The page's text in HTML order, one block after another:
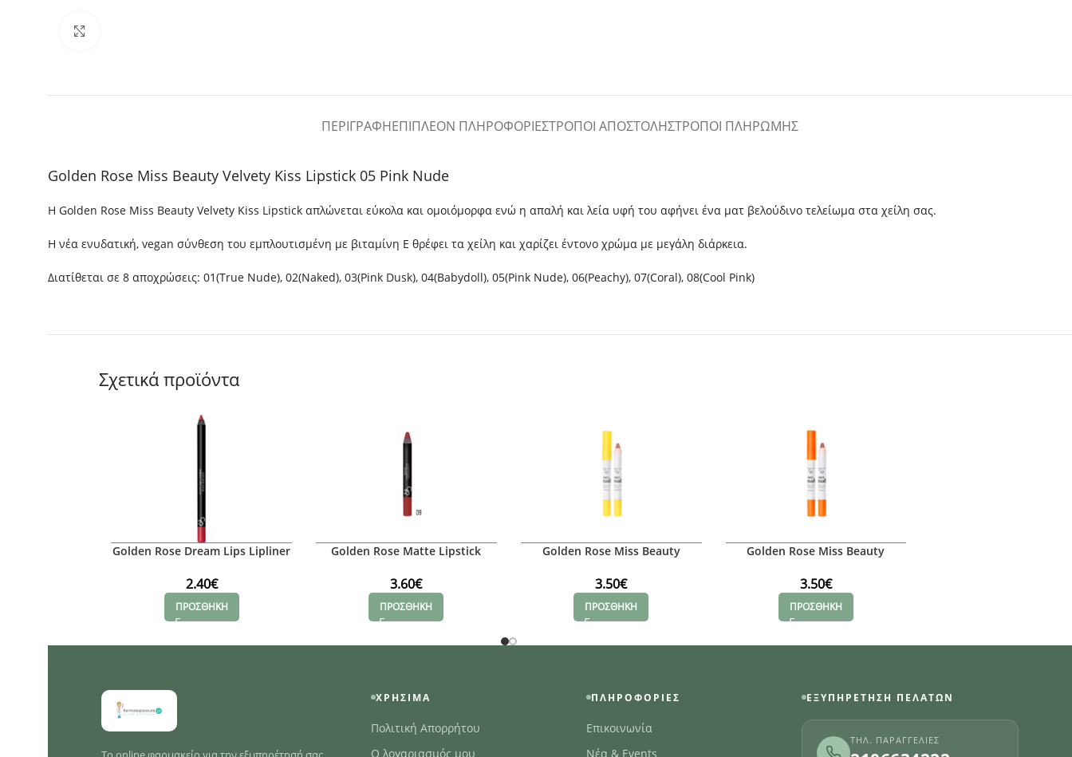
ΠΕΡΙΓΡΑΦΉΕΠΙΠΛΈΟΝ ΠΛΗΡΟΦΟΡΊΕΣΤΡΌΠΟΙ ΑΠΟΣΤΟΛΉΣΤΡΌΠΟΙ ΠΛΗΡΩΜΉΣ
Golden Rose Miss Beauty Velvety Kiss Lipstick 05 Pink Nude
Η Golden Rose Miss Beauty Velvety Kiss Lipstick απλώνεται εύκολα και ομοιόμορφα ενώ η απαλή και λεία υφή του αφήνει ένα ματ βελούδινο τελείωμα στα χείλη σας.
Η νέα ενυδατική, vegan σύνθεση του εμπλουτισμένη με βιταμίνη Ε θρέφει τα χείλη και χαρίζει έντονο χρώμα με μεγάλη διάρκεια.
Διατίθεται σε 8 αποχρώσεις: 01(True Nude), 02(Naked), 03(Pink Dusk), 04(Babydoll), 05(Pink Nude), 06(Peachy), 07(Coral), 08(Cool Pink)
Σχετικά προϊόντα
Golden Rose Dream Lips Lipliner
2.40€
ΠΡΟΣΘΗΚΗ
Golden Rose Matte Lipstick
3.60€
ΠΡΟΣΘΗΚΗ
Golden Rose Miss Beauty
3.50€
ΠΡΟΣΘΗΚΗ
Golden Rose Miss Beauty
3.50€
ΠΡΟΣΘΗΚΗ
ΧΡΉΣΙΜΑ
Πολιτική Απορρήτου
Ο λογαριασμός μου
ΠΛΗΡΟΦΟΡΊΕΣ
Επικοινωνία
Νέα & Events
ΕΞΥΠΗΡΈΤΗΣΗ ΠΕΛΑΤΏΝ
ΤΗΛ. ΠΑΡΑΓΓΕΛΊΕΣ